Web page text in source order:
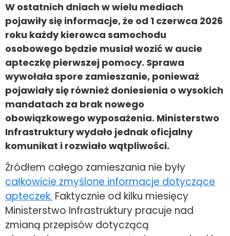
W ostatnich dniach w wielu mediach
pojawiły się informacje, że od 1 czerwca 2026
roku każdy kierowca samochodu
osobowego będzie musiał wozić w aucie
apteczkę pierwszej pomocy. Sprawa
wywołała spore zamieszanie, ponieważ
pojawiały się również doniesienia o wysokich
mandatach za brak nowego
obowiązkowego wyposażenia. Ministerstwo
Infrastruktury wydało jednak oficjalny
komunikat i rozwiało wątpliwości.
Źródłem całego zamieszania nie były
całkowicie zmyślone informacje dotyczące
apteczek. Faktycznie od kilku miesięcy
Ministerstwo Infrastruktury pracuje nad
zmianą przepisów dotyczącą